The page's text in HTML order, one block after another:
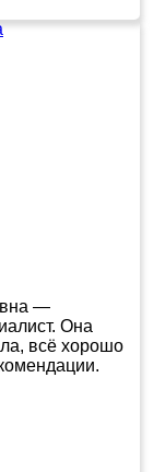
—
Она
всё хорошо